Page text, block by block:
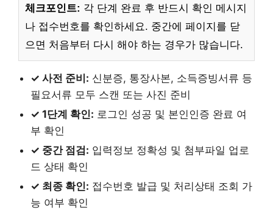
체크포인트: 각 단계 완료 후 반드시 확인 메시지
나 접수번호를 확인하세요. 중간에 페이지를 닫
으면 처음부터 다시 해야 하는 경우가 많습니다.
✓ 사전 준비: 신분증, 통장사본, 소득증빙서류 등
필요서류 모두 스캔 또는 사진 준비
✓ 1단계 확인: 로그인 성공 및 본인인증 완료 여
부 확인
✓ 중간 점검: 입력정보 정확성 및 첨부파일 업로
드 상태 확인
✓ 최종 확인: 접수번호 발급 및 처리상태 조회 가
능 여부 확인